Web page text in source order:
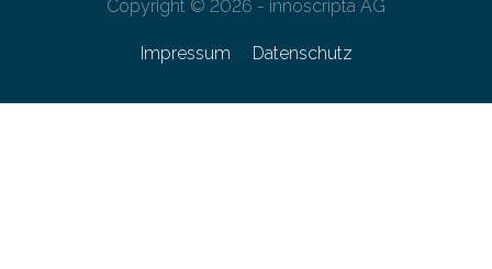
Copyright © 2026 - innoscripta AG
Impressum Datenschutz